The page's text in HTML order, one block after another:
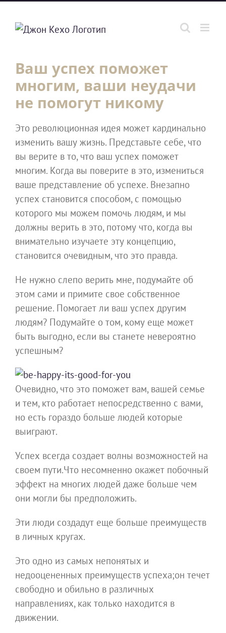
content
Ваш успех поможет
многим, ваши неудачи
не помогут никому
Это революционная идея может кардинально
изменить вашу жизнь. Представьте себе, что
вы верите в то, что ваш успех поможет
многим. Когда вы поверите в это, измениться
ваше представление об успехе. Внезапно
успех становится способом, с помощью
которого мы можем помочь людям, и мы
должны верить в это, потому что, когда вы
внимательно изучаете эту концепцию,
становится очевидным, что это правда.
Не нужно слепо верить мне, подумайте об
этом сами и примите свое собственное
решение. Помогает ли ваш успех другим
людям? Подумайте о том, кому еще может
быть выгодно, если вы станете невероятно
успешным?
Очевидно, что это поможет вам, вашей семье
и тем, кто работает непосредственно с вами,
но есть гораздо больше людей которые
выиграют.
Успех всегда создает волны возможностей на
своем пути.Что несомненно окажет побочный
эффект на многих людей даже больше чем
они могли бы предположить.
Эти люди создадут еще больше преимуществ
в личных кругах.
Это одно из самых непонятых и
недооцененных преимуществ успеха;он течет
свободно и обильно в различных
направлениях, как только находится в
движении.